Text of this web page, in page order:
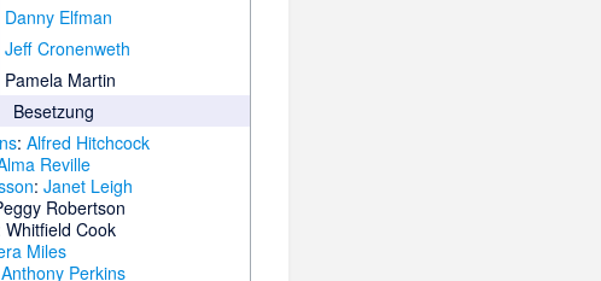
Danny Elfman
Jeff Cronenweth
Pamela Martin
Besetzung
:Alfred Hitchcock
Reville
:Janet Leigh
Robertson
Whitfield Cook
Miles
Anthony Perkins